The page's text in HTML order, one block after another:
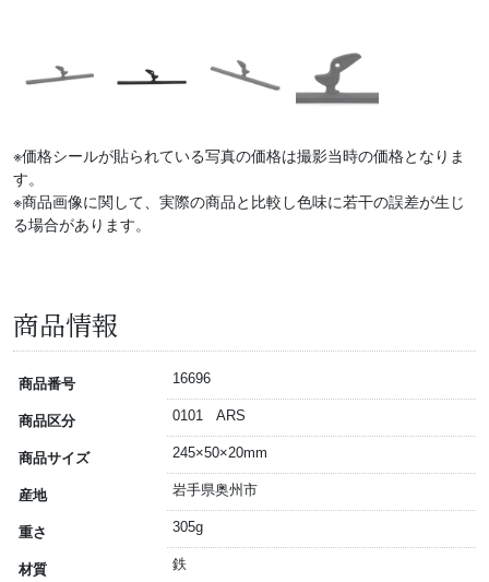
※価格シールが貼られている写真の価格は撮影当時の価格となりま
す。
※商品画像に関して、実際の商品と比較し色味に若干の誤差が生じ
る場合があります。
商品情報
商品番号 16696
商品区分 0101 ARS
商品サイズ 245×50×20mm
産地 岩手県奥州市
重さ 305g
材質 鉄